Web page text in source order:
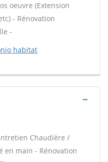
oeuvre (Extension
- Rénovation
-
habitat
Chaudière /
en main - Rénovation